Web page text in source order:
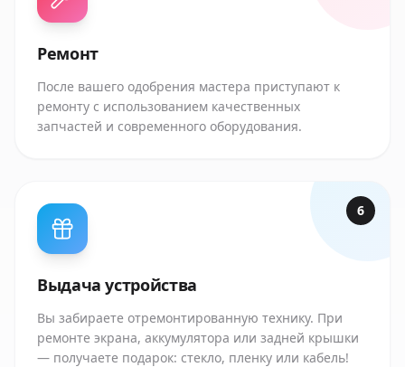
Ремонт
После вашего одобрения мастера приступают к
ремонту с использованием качественных
запчастей и современного оборудования.
6
Выдача устройства
Вы забираете отремонтированную технику. При
ремонте экрана, аккумулятора или задней крышки
— получаете подарок: стекло, пленку или кабель!